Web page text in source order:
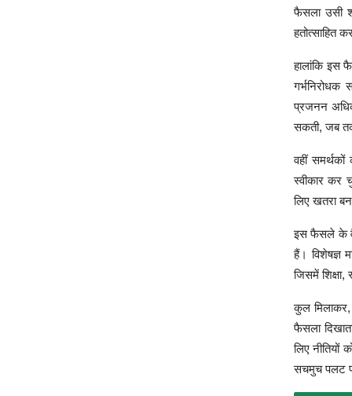
फैसला उसी
हतोत्साहित
हालांकि इस
प्रजनन
सकती, जब
वहीं
स्वीकार कर
लिए खतरा
इस फैसले के
हैं। विशेषज्ञ
जिसमें शिक्षा,
कुल
फैसला
लिए नीतियों
सचमुच पलट